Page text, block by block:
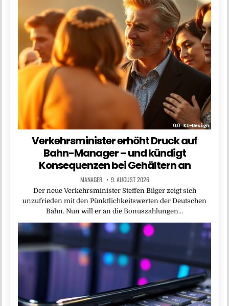
Verkehrsminister erhöht Druck auf
Bahn-Manager – und kündigt
Konsequenzen bei Gehältern an
MANAGER 9. AUGUST 2026
Der neue Verkehrsminister Steffen Bilger zeigt sich
unzufrieden mit den Pünktlichkeitswerten der Deutschen
Bahn. Nun will er an die Bonuszahlungen…